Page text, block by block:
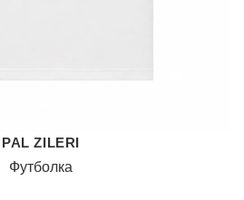
PAL ZILERI
Футболка